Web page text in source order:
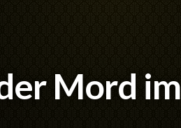
Mord im